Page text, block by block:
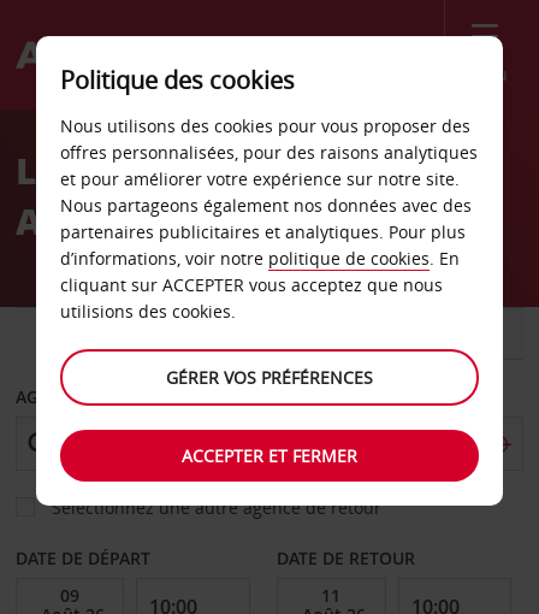
Menu
Welcome
AvisLocation de voiture
Arvika - Centre-ville
AGENCE DE DÉPART
Sélectionnez une autre agence de retour
DATE DE DÉPART DATE DE RETOUR
Politique des cookies
Nous utilisons des cookies pour vous proposer des
offres personnalisées, pour des raisons analytiques
et pour améliorer votre expérience sur notre site.
Nous partageons également nos données avec des
partenaires publicitaires et analytiques. Pour plus
d’informations, voir notre politique de cookies. En
cliquant sur ACCEPTER vous acceptez que nous
utilisions des cookies.
GÉRER VOS PRÉFÉRENCES
ACCEPTER ET FERMER